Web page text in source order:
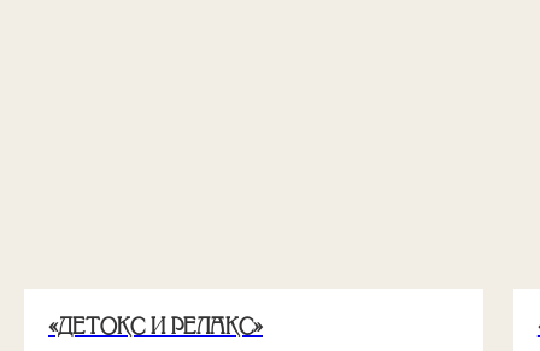
«ДЕТОКС И РЕЛАКС»